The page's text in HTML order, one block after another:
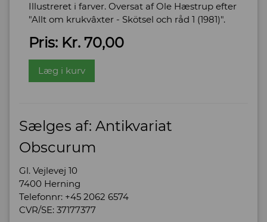
Illustreret i farver. Oversat af Ole Hæstrup efter
"Allt om krukvâxter - Skötsel och råd 1 (1981)".
Pris: Kr. 70,00
Læg i kurv
Sælges af: Antikvariat
Obscurum
Gl. Vejlevej 10
7400 Herning
Telefonnr: +45 2062 6574
CVR/SE: 37177377